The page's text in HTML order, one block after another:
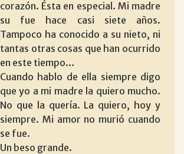
corazón. Ésta en especial. Mi madre
su fue hace casi siete años.
Tampoco ha conocido a su nieto, ni
tantas otras cosas que han ocurrido
en este tiempo…
Cuando hablo de ella siempre digo
que yo a mi madre la quiero mucho.
No que la quería. La quiero, hoy y
siempre. Mi amor no murió cuando
se fue.
Un beso grande.